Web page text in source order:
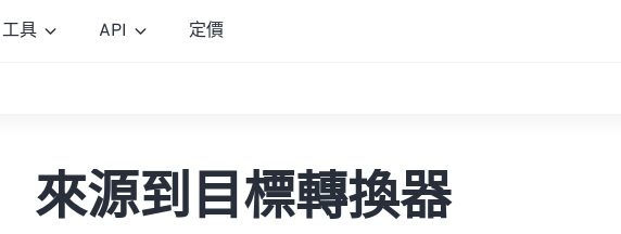
工具 API 定價
來源到目標轉換器